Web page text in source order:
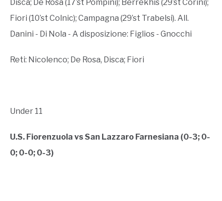
Disca; De Rosa (17’st Pompini); Berrekhis (29’st Corini);
Fiori (10’st Colnic); Campagna (29’st Trabelsi). All.
Danini - Di Nola - A disposizione: Figlios - Gnocchi
Reti: Nicolenco; De Rosa, Disca; Fiori
Under 11
U.S. Fiorenzuola vs San Lazzaro Farnesiana (0-3; 0-
0; 0-0; 0-3)